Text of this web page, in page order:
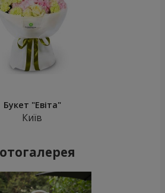
Букет "Евіта"
Київ